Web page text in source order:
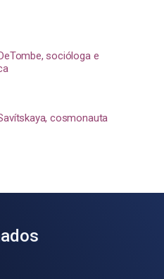
socióloga e
cosmonauta